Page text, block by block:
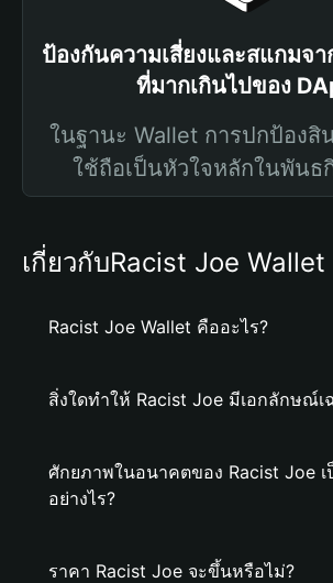
ป้องกันความเสี่ยงและสแกมจ
ที่มากเกินไปของ
ในฐานะ Wallet การปกป้องสิ
ใช้ถือเป็นหัวใจหลักในพันธ
เกี่ยวกับRacist Joe Wallet
Racist Joe Wallet คืออะไร?
สิ่งใดทำให้ Racist Joe มีเอกลักษณ์เ
ศักยภาพในอนาคตของ Racist Joe เ
อย่างไร?
ราคา Racist Joe จะขึ้นหรือไม่?